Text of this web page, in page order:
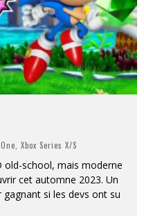
Xbox Series X/S
old-school, mais moderne
cet automne 2023. Un
gagnant si les devs ont su